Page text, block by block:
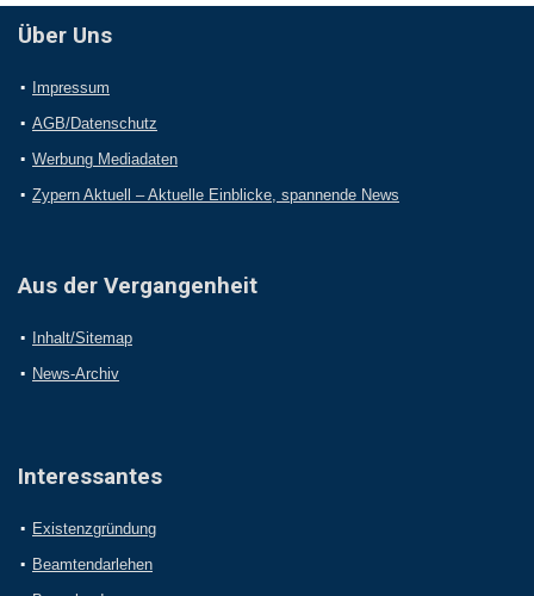
Über Uns
Impressum
AGB/Datenschutz
Werbung Mediadaten
Zypern Aktuell – Aktuelle Einblicke, spannende News
Aus der Vergangenheit
Inhalt/Sitemap
News-Archiv
Interessantes
Existenzgründung
Beamtendarlehen